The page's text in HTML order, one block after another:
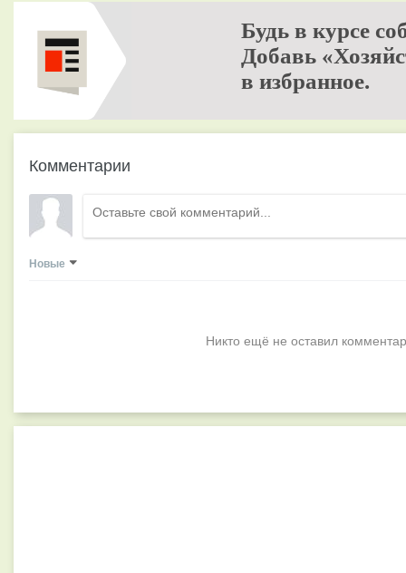
Будь в курсе
Добавь
в избранное.
Комментарии
Новые
Никто ещё не оставил